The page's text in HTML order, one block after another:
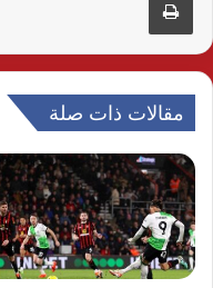
مقالات ذات صلة